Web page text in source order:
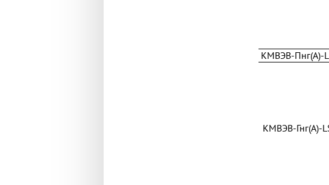
КМВЭВ-Пнг(А)-
КМВЭВ-Гнг(А)-